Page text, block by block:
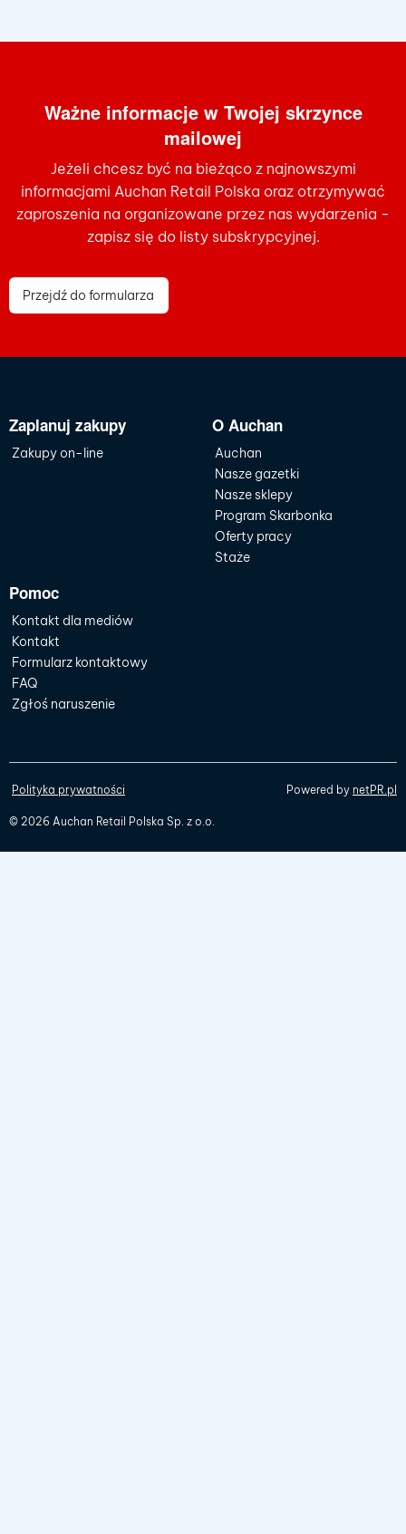
Ważne informacje w Twojej skrzynce
mailowej
Jeżeli chcesz być na bieżąco z najnowszymi
informacjami Auchan Retail Polska oraz otrzymywać
zaproszenia na organizowane przez nas wydarzenia -
zapisz się do listy subskrypcyjnej.
Przejdź do formularza
Zaplanuj zakupy
Zakupy on-line
O Auchan
Auchan
Nasze gazetki
Nasze sklepy
Program Skarbonka
Oferty pracy
Staże
Pomoc
Kontakt dla mediów
Kontakt
Formularz kontaktowy
FAQ
Zgłoś naruszenie
© 2026 Auchan Retail Polska Sp. z o.o.
Polityka prywatności Powered by netPR.pl